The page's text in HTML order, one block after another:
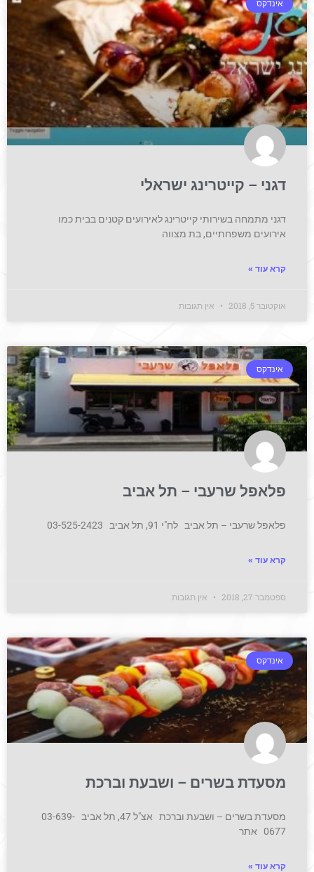
אינדקס
דגני – קייטרינג ישראלי
דגני מתמחה בשירותי קייטרינג לאירועים קטנים בבית כמו
אירועים משפחתיים, בת מצווה
קרא עוד »
אוקטובר 5, 2018 אין תגובות
אינדקס
פלאפל שרעבי – תל אביב
פלאפל שרעבי – תל אביב לח"י 91, תל אביב 03-525-2423
קרא עוד »
ספטמבר 27, 2018 אין תגובות
אינדקס
מסעדת בשרים – ושבעת וברכת
מסעדת בשרים – ושבעת וברכת אצ"ל 47, תל אביב 03-639-
0677 אתר
קרא עוד »